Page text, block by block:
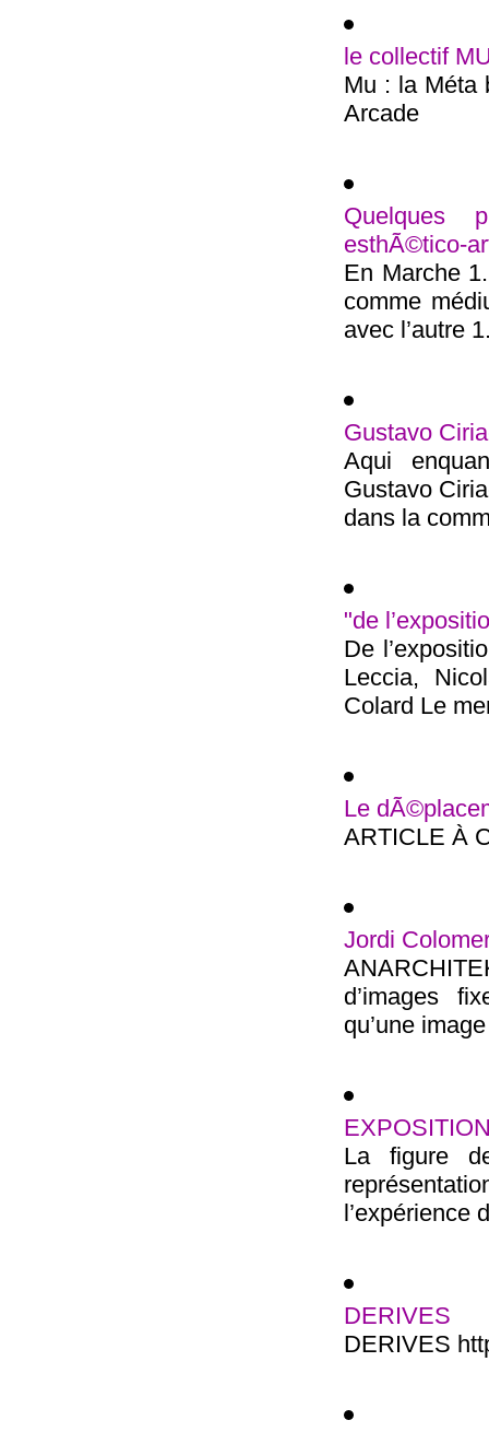
le collectif
Mu : la Méta
Arcade
Quelques
esthÃ©tico-
En Marche
comme
avec l’autre
Gustavo
Aqui
Gustavo
dans la
"de
De
Leccia,
Colard Le
Le
ARTICLE À
Jordi
d’images
qu’une
La figure
l’expérience
DERIVES
DERIVES